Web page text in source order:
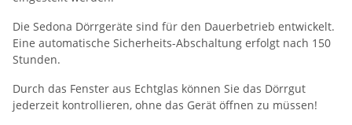
Die Sedona Dörrgeräte sind für den Dauerbetrieb entwickelt.
Eine automatische Sicherheits-Abschaltung erfolgt nach 150
Stunden.
Durch das Fenster aus Echtglas können Sie das Dörrgut
jederzeit kontrollieren, ohne das Gerät öffnen zu müssen!